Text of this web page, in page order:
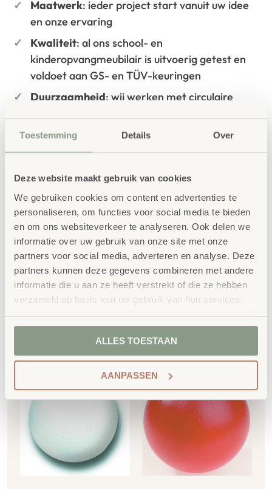
Toestemming Details Over
Deze website maakt gebruik van cookies
We gebruiken cookies om content en advertenties te
personaliseren, om functies voor social media te bieden
en om ons websiteverkeer te analyseren. Ook delen we
informatie over uw gebruik van onze site met onze
partners voor social media, adverteren en analyse. Deze
partners kunnen deze gegevens combineren met andere
informatie die u aan ze heeft verstrekt of die ze hebben
verzameld op basis van uw gebruik van hun services.
ALLES TOESTAAN
AANPASSEN
Maatwerk: ieder project start vanuit uw idee
en onze ervaring
Kwaliteit: al ons school- en
kinderopvangmeubilair is uitvoerig getest en
voldoet aan GS- en TÜV-keuringen
Duurzaamheid: wij werken met circulaire
100% FSC
-gecertificeerd Scandinavisch hout.
Extra informatie
SKU 758698
Gerelateerde
producten